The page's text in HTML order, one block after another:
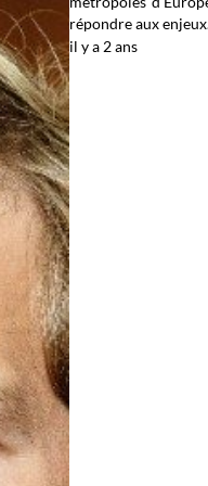
répondre aux
il y a 2 ans